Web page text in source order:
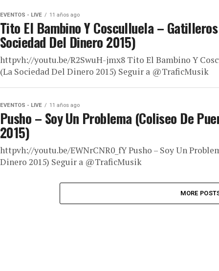
EVENTOS - LIVE 11 años ago
Tito El Bambino Y Cosculluela –
Sociedad Del Dinero 2015)
httpvh://youtu.be/R2SwuH-jmx8 Tito El Bambino Y
(La Sociedad Del Dinero 2015) Seguir a @TraficMusik
EVENTOS - LIVE 11 años ago
Pusho – Soy Un Problema (Coliseo De
2015)
httpvh://youtu.be/EWNrCNR0_fY Pusho – Soy Un
Dinero 2015) Seguir a @TraficMusik
MORE